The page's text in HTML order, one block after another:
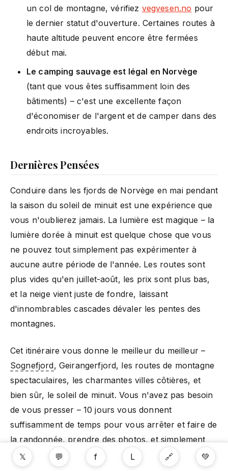
un col de montagne, vérifiez vegvesen.no pour
le dernier statut d'ouverture. Certaines routes à
haute altitude peuvent encore être fermées
début mai.
Le camping sauvage est légal en Norvège
(tant que vous êtes suffisamment loin des
bâtiments) – c'est une excellente façon
d'économiser de l'argent et de camper dans des
endroits incroyables.
Dernières Pensées
Conduire dans les fjords de Norvège en mai pendant
la saison du soleil de minuit est une expérience que
vous n'oublierez jamais. La lumière est magique – la
lumière dorée à minuit est quelque chose que vous
ne pouvez tout simplement pas expérimenter à
aucune autre période de l'année. Les routes sont
plus vides qu'en juillet-août, les prix sont plus bas,
et la neige vient juste de fondre, laissant
d'innombrables cascades dévaler les pentes des
montagnes.
Cet itinéraire vous donne le meilleur du meilleur –
Sognefjord, Geirangerfjord, les routes de montagne
spectaculaires, les charmantes villes côtières, et
bien sûr, le soleil de minuit. Vous n'avez pas besoin
de vous presser – 10 jours vous donnent
suffisamment de temps pour vous arrêter et faire de
la randonnée, prendre des photos, et simplement
vous imprégner de l'incroyable paysage.
𝕏 💬 f L 🔗 💚